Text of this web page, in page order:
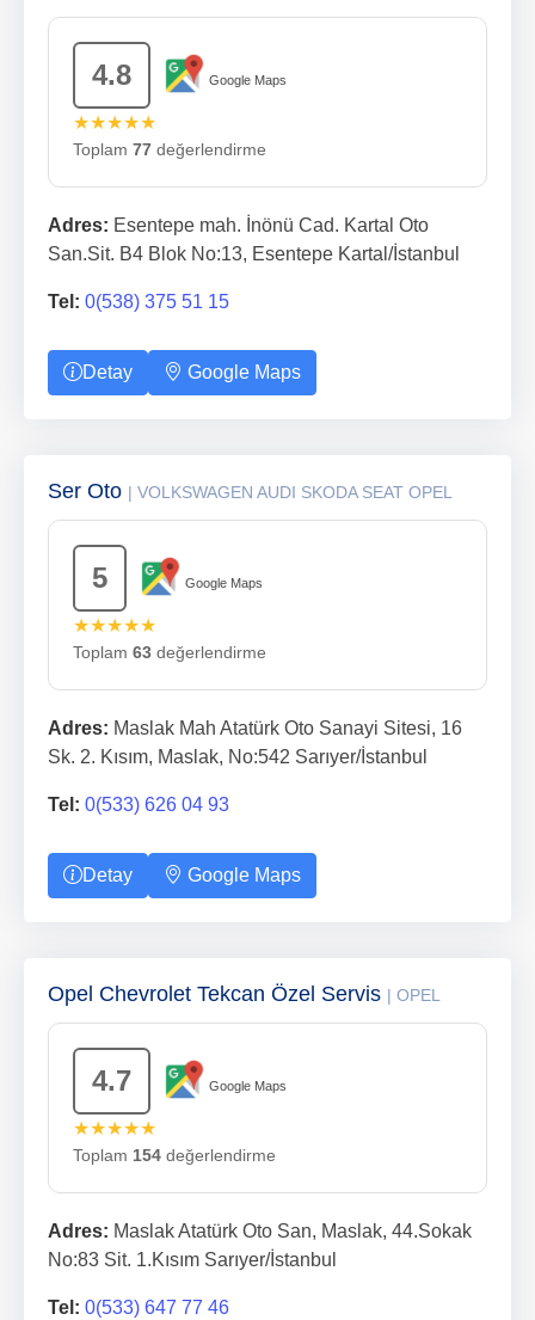
4.8 Google Maps
★★★★★
Toplam 77 değerlendirme
Adres: Esentepe mah. İnönü Cad. Kartal Oto
San.Sit. B4 Blok No:13, Esentepe Kartal/İstanbul
Tel: 0(538) 375 51 15
Detay Google Maps
Ser Oto | VOLKSWAGEN AUDI SKODA SEAT OPEL
5 Google Maps
★★★★★
Toplam 63 değerlendirme
Adres: Maslak Mah Atatürk Oto Sanayi Sitesi, 16
Sk. 2. Kısım, Maslak, No:542 Sarıyer/İstanbul
Tel: 0(533) 626 04 93
Detay Google Maps
Opel Chevrolet Tekcan Özel Servis | OPEL
4.7 Google Maps
★★★★★
Toplam 154 değerlendirme
Adres: Maslak Atatürk Oto San, Maslak, 44.Sokak
No:83 Sit. 1.Kısım Sarıyer/İstanbul
Tel: 0(533) 647 77 46